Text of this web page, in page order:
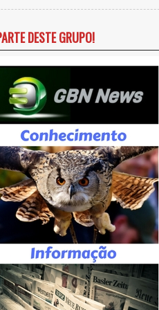
DESTE GRUPO!